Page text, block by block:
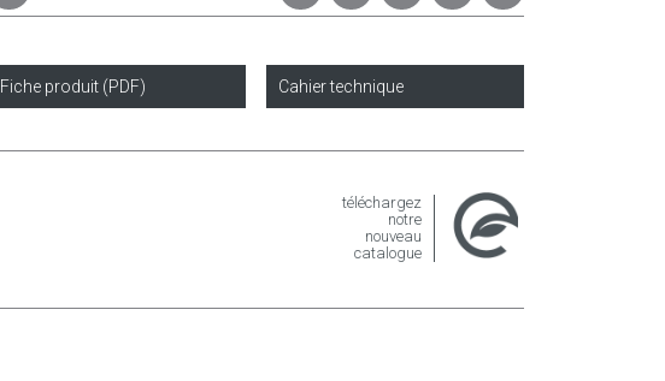
Fiche produit (PDF) Cahier technique
téléchargez
notre
nouveau
catalogue